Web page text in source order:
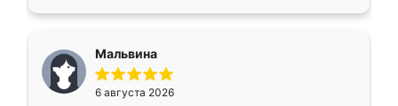
меньше, здесь же он более разнообразный.
Мне нравится ,если что-то потребуется из
мебели буду заказывать только здесь.
Мальвина
6 августа 2026